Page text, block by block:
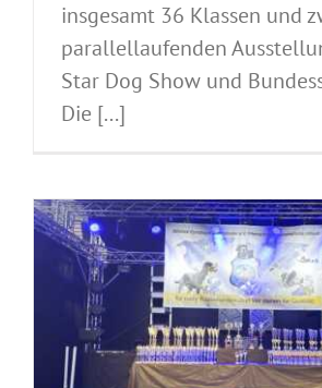
insgesamt 36 Klassen und
parallellaufenden
Star Dog Show und
Die [...]